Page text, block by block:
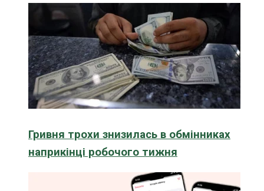
Гривня трохи знизилась в обмінниках
наприкінці робочого тижня